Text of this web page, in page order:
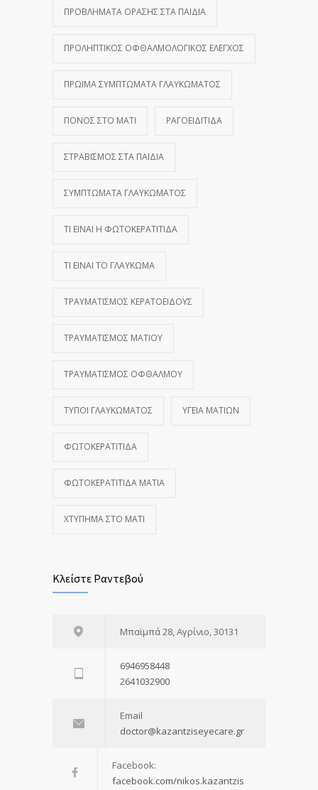
ΠΡΟΒΛΉΜΑΤΑ ΌΡΑΣΗΣ ΣΤΑ ΠΑΙΔΙΆ
ΠΡΟΛΗΠΤΙΚΌΣ ΟΦΘΑΛΜΟΛΟΓΙΚΌΣ ΈΛΕΓΧΟΣ
ΠΡΏΙΜΑ ΣΥΜΠΤΏΜΑΤΑ ΓΛΑΥΚΏΜΑΤΟΣ
ΠΌΝΟΣ ΣΤΟ ΜΆΤΙ ΡΑΓΟΕΙΔΊΤΙΔΑ
ΣΤΡΑΒΙΣΜΌΣ ΣΤΑ ΠΑΙΔΙΆ
ΣΥΜΠΤΏΜΑΤΑ ΓΛΑΥΚΏΜΑΤΟΣ
ΤΙ ΕΊΝΑΙ Η ΦΩΤΟΚΕΡΑΤΊΤΙΔΑ
ΤΙ ΕΊΝΑΙ ΤΟ ΓΛΑΎΚΩΜΑ
ΤΡΑΥΜΑΤΙΣΜΌΣ ΚΕΡΑΤΟΕΙΔΟΎΣ
ΤΡΑΥΜΑΤΙΣΜΌΣ ΜΑΤΙΟΎ
ΤΡΑΥΜΑΤΙΣΜΌΣ ΟΦΘΑΛΜΟΎ
ΤΎΠΟΙ ΓΛΑΥΚΏΜΑΤΟΣ ΥΓΕΊΑ ΜΑΤΙΏΝ
ΦΩΤΟΚΕΡΑΤΊΤΙΔΑ
ΦΩΤΟΚΕΡΑΤΊΤΙΔΑ ΜΆΤΙΑ
ΧΤΎΠΗΜΑ ΣΤΟ ΜΆΤΙ
Κλείστε Ραντεβού
Μπαϊμπά 28, Αγρίνιο, 30131
6946958448
2641032900
Email
doctor@kazantziseyecare.gr
Facebook:
facebook.com/nikos.kazantzis